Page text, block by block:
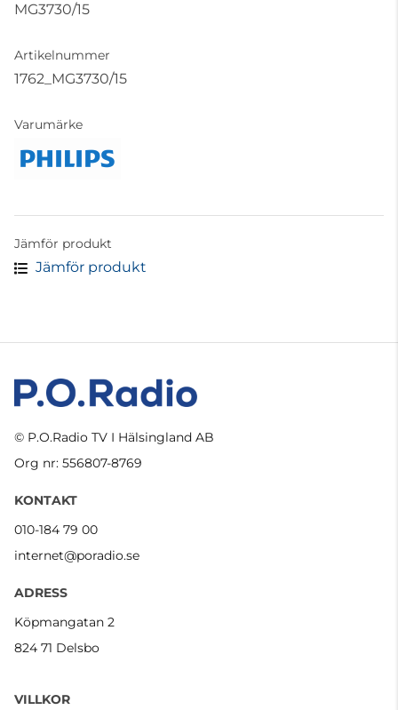
MG3730/15
Artikelnummer
1762_MG3730/15
Varumärke
Jämför produkt
Jämför produkt
© P.O.Radio TV I Hälsingland AB
Org nr: 556807-8769
KONTAKT
010-184 79 00
internet@poradio.se
ADRESS
Köpmangatan 2
824 71 Delsbo
VILLKOR